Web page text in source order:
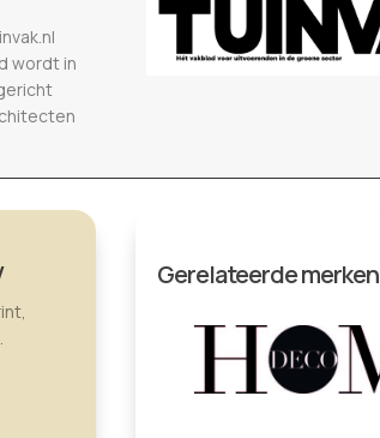
wordt in
Gerelateerde merken